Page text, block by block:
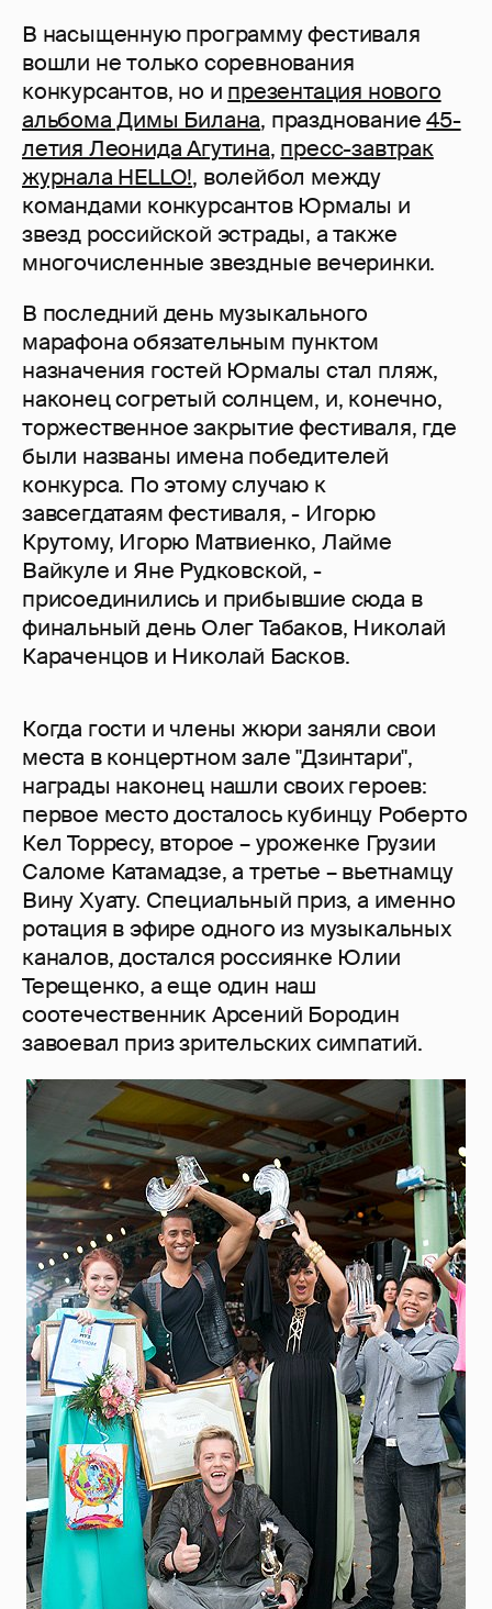
В насыщенную программу фестиваля
вошли не только соревнования
конкурсантов, но и презентация нового
альбома Димы Билана, празднование45-
летия Леонида Агутина, преcc-завтрак
журнала HELLO!, волейбол между
командами конкурсантов Юрмалы и
звезд российской эстрады, а также
многочисленные звездные вечеринки.
В последний день музыкального
марафона обязательным пунктом
назначения гостей Юрмалы стал пляж,
наконец согретый солнцем, и, конечно,
торжественное закрытие фестиваля, где
были названы имена победителей
конкурса. По этому случаю к
завсегдатаям фестиваля, - Игорю
Крутому, Игорю Матвиенко, Лайме
Вайкуле и Яне Рудковской, -
присоединились и прибывшие сюда в
финальный день Олег Табаков, Николай
Караченцов и Николай Басков.
Когда гости и члены жюри заняли свои
места в концертном зале "Дзинтари",
награды наконец нашли своих героев:
первое место досталось кубинцу Роберто
Кел Торресу, второе – уроженке Грузии
Саломе Катамадзе, а третье – вьетнамцу
Вину Хуату. Специальный приз, а именно
ротация в эфире одного из музыкальных
каналов, достался россиянке Юлии
Терещенко, а еще один наш
соотечественник Арсений Бородин
завоевал приз зрительских симпатий.